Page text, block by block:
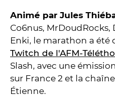
Animé par Jules
Co6nus, MrDoudRocks,
Enki, le marathon a été
Twitch de l'AFM-
Slash, avec une
sur France 2 et la
Étienne.